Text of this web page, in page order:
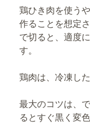
鶏ひき肉を使う
作ることを想定
で切ると、適度
す。
鶏肉は、冷凍し
最大のコツは、
るとすぐ黒く変